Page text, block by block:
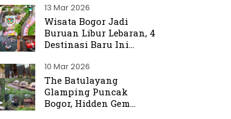
13 Mar 2026
Wisata Bogor Jadi
Buruan Libur Lebaran, 4
Destinasi Baru Ini
10 Mar 2026
The Batulayang
Glamping Puncak
Bogor, Hidden Gem